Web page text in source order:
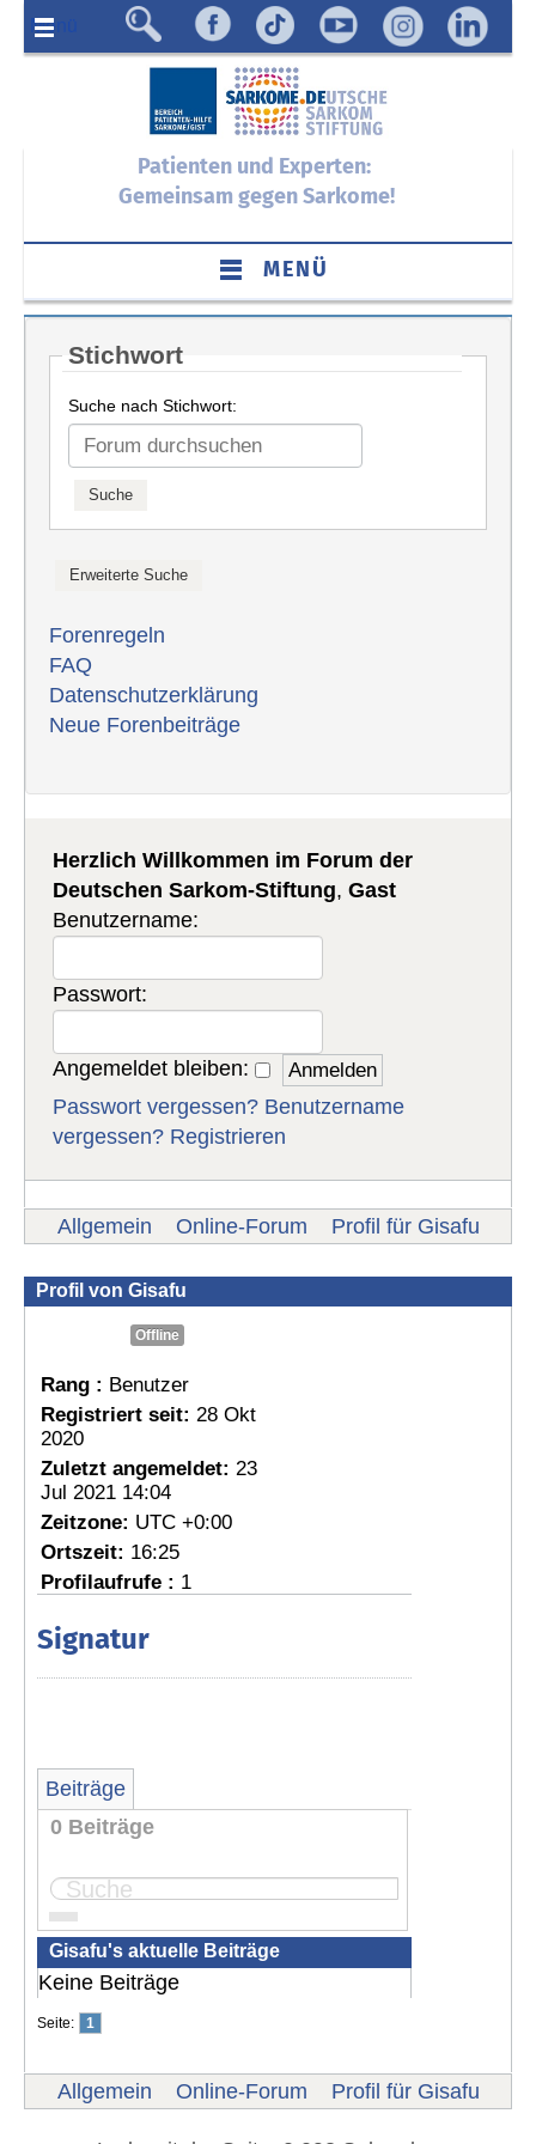
Menü
Patienten und Experten:
Gemeinsam gegen Sarkome!
MENÜ
Stichwort
Suche nach Stichwort:
Forenregeln
FAQ
Datenschutzerklärung
Neue Forenbeiträge
Herzlich Willkommen im Forum der
Deutschen Sarkom-Stiftung,Gast
Benutzername:
Passwort:
Angemeldet bleiben:
Passwort vergessen? Benutzername
vergessen? Registrieren
Allgemein Online-Forum Profil für Gisafu
Profil von Gisafu
Offline
Rang : Benutzer
Registriert seit: 28 Okt
2020
Zuletzt angemeldet: 23
Jul 2021 14:04
Zeitzone: UTC +0:00
Ortszeit: 16:25
Profilaufrufe : 1
Signatur
Beiträge
0 Beiträge
Seite:
Gisafu's aktuelle Beiträge
Keine Beiträge
Seite: 1
Allgemein Online-Forum Profil für Gisafu